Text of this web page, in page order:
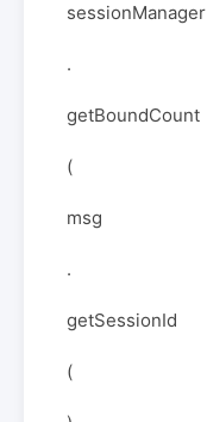
sessionManager
.
getBoundCount
(
msg
.
getSessionId
(